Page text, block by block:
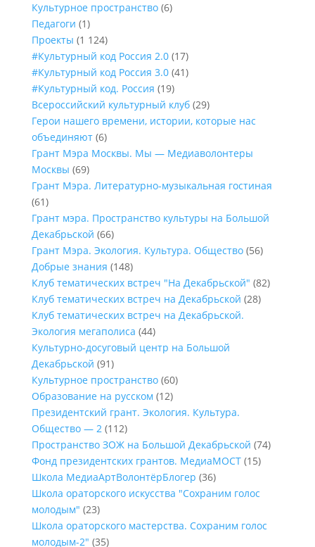
Культурное пространство(6)
Педагоги (1)
Проекты (1 124)
#Культурный код Россия 2.0(17)
#Культурный код Россия 3.0(41)
#Культурный код. Россия (19)
Всероссийский культурный клуб(29)
Герои нашего времени, истории, которые нас
объединяют(6)
Грант Мэра Москвы. Мы — Медиаволонтеры
Москвы (69)
Грант Мэра. Литературно-музыкальная гостиная
(61)
Грант мэра. Пространство культуры на Большой
Декабрьской (66)
Грант Мэра. Экология. Культура. Общество(56)
Добрые знания (148)
Клуб тематических встреч "На Декабрьской" (82)
Клуб тематических встреч на Декабрьской (28)
Клуб тематических встреч на Декабрьской.
Экология мегаполиса (44)
Культурно-досуговый центр на Большой
Декабрьской (91)
Культурное пространство(60)
Образование на русском (12)
Президентский грант. Экология. Культура.
Общество — 2(112)
Пространство ЗОЖ на Большой Декабрьской (74)
Фонд президентских грантов. МедиаМОСТ(15)
Школа МедиаАртВолонтёрБлогер (36)
Школа ораторского искусства "Сохраним голос
молодым" (23)
Школа ораторского мастерства. Сохраним голос
молодым-2" (35)